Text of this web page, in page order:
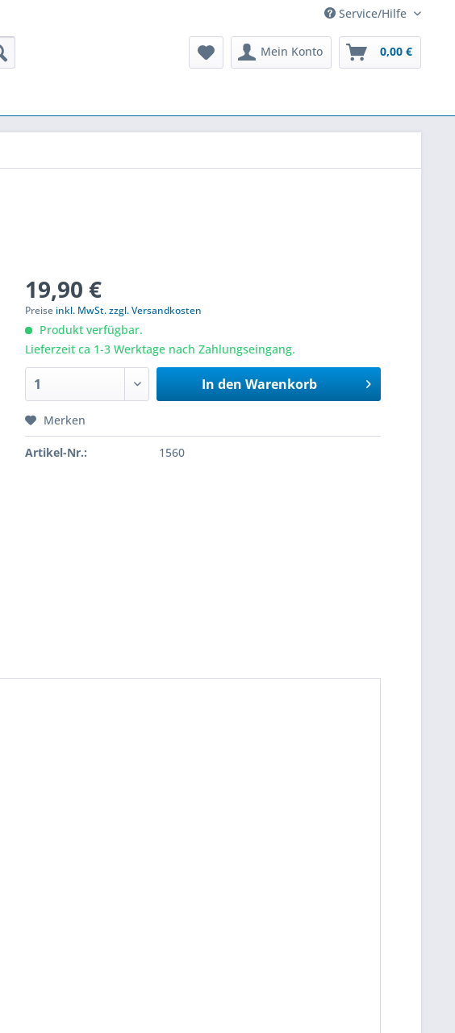
Service/Hilfe
Mein Konto 0,00 €
19,90 €
Preise inkl. MwSt. zzgl. Versandkosten
Produkt verfügbar.
Lieferzeit ca 1-3 Werktage nach Zahlungseingang.
In den Warenkorb
Merken
Artikel-Nr.: 1560